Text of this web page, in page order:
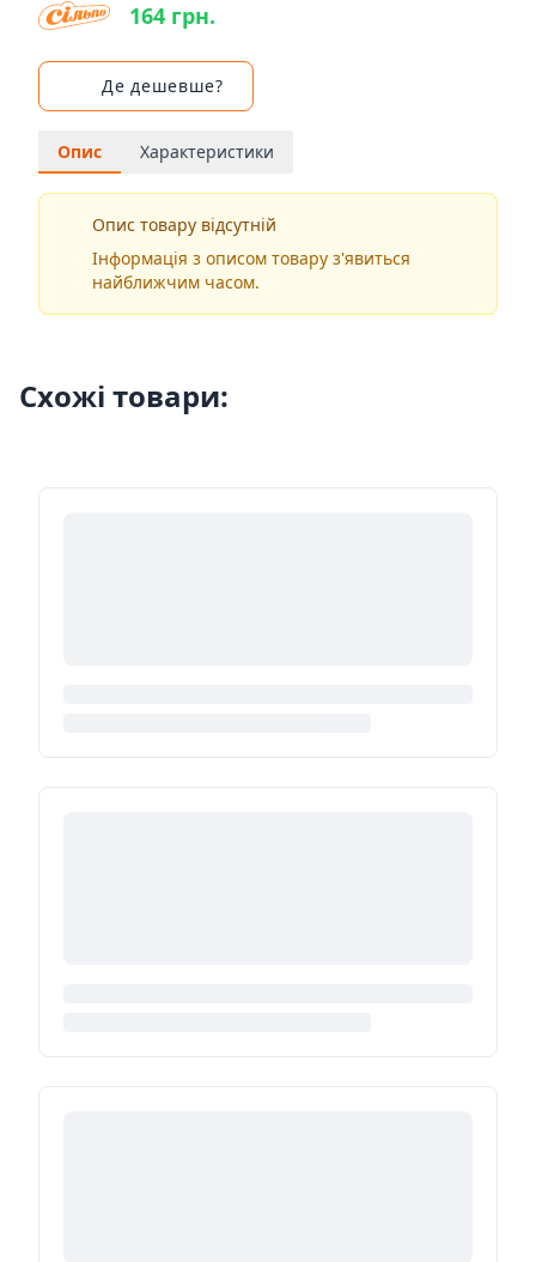
164 грн.
Де дешевше?
Опис Характеристики
Опис товару відсутній
Інформація з описом товару з'явиться
найближчим часом.
Схожі товари: